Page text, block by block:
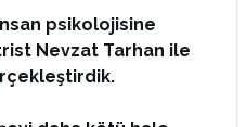
psikolojisine
Nevzat Tarhan ile